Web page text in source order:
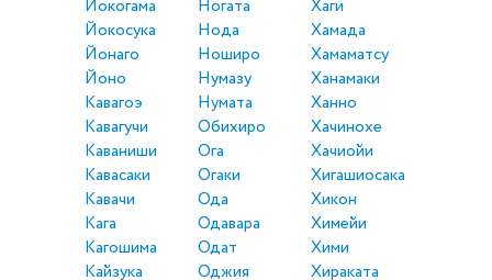
Йокогама
Йокосука
Йонаго
Йоно
Кавагоэ
Кавагучи
Каваниши
Кавасаки
Кавачи
Кага
Кагошима
Кайзука
Ногата
Нода
Ноширо
Нумазу
Нумата
Обихиро
Ога
Огаки
Ода
Одавара
Одат
Оджия
Хаги
Хамада
Хамаматсу
Ханамаки
Ханно
Хачинохе
Хачиойи
Хигашиосака
Хикон
Химейи
Хими
Хираката